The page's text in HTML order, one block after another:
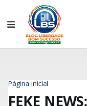
Página inicial
FEKE